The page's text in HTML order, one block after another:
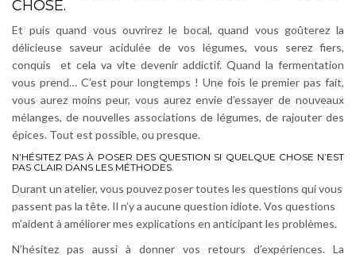
CHOSE.
Et puis quand vous ouvrirez le bocal, quand vous goûterez la
délicieuse saveur acidulée de vos légumes, vous serez fiers,
conquis et cela va vite devenir addictif. Quand la fermentation
vous prend… C’est pour longtemps ! Une fois le premier pas fait,
vous aurez moins peur, vous aurez envie d’essayer de nouveaux
mélanges, de nouvelles associations de légumes, de rajouter des
épices. Tout est possible, ou presque.
N’HÉSITEZ PAS À POSER DES QUESTION SI QUELQUE CHOSE N’EST
PAS CLAIR DANS LES MÉTHODES.
Durant un atelier, vous pouvez poser toutes les questions qui vous
passent pas la tête. Il n’y a aucune question idiote. Vos questions
m’aident à améliorer mes explications en anticipant les problèmes.
N’hésitez pas aussi à donner vos retours d’expériences. La